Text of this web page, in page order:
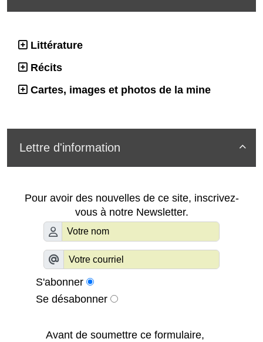
Littérature
Récits
Cartes, images et photos de la mine

Lettre d'information
Pour avoir des nouvelles de ce site, inscrivez-
vous à notre Newsletter.
S'abonner
Se désabonner
Avant de soumettre ce formulaire,